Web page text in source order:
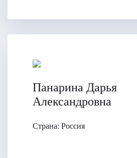
Панарина Дарья
Александровна
Страна: Россия